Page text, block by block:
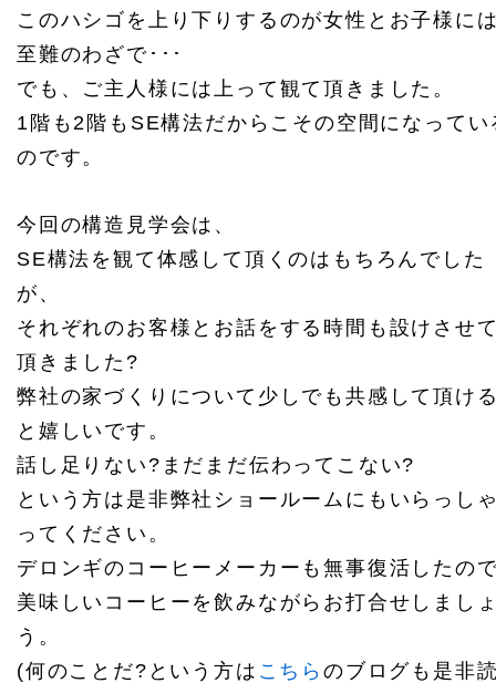
このハシゴを上り下りするのが女性とお子様に
至難のわざで･･･
でも、ご主人様には上って観て頂きました。
1階も2階もSE構法だからこその空間になってい
のです。
今回の構造見学会は、
SE構法を観て体感して頂くのはもちろんでした
が、
それぞれのお客様とお話をする時間も設けさせ
頂きました?
弊社の家づくりについて少しでも共感して頂け
と嬉しいです。
話し足りない?まだまだ伝わってこない?
という方は是非弊社ショールームにもいらっし
ってください。
デロンギのコーヒーメーカーも無事復活したの
美味しいコーヒーを飲みながらお打合せしまし
う。
(何のことだ?という方は こちらのブログも是非